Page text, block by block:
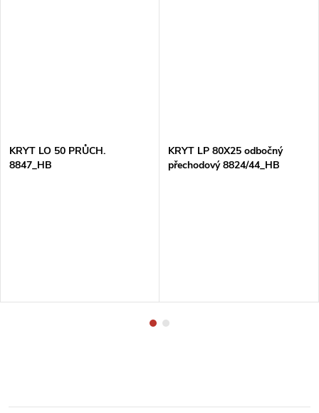
KRYT LO 50 PRŮCH.
8847_HB
KRYT LP 80X25 odbočný
přechodový 8824/44_HB